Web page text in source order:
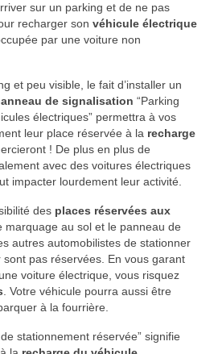
sur un parking et de ne pas
recharger son véhicule électrique
par une voiture non
et peu visible, le fait d’installer un
de signalisation “Parking
électriques” permettra à vos
leur place réservée à la recharge
! De plus en plus de
avec des voitures électriques
impacter lourdement leur activité.
des places réservées aux
marquage au sol et le panneau de
autres automobilistes de stationner
pas réservées. En vous garant
voiture électrique, vous risquez
. Votre véhicule pourra aussi être
à la fourrière.
stationnement réservée” signifie